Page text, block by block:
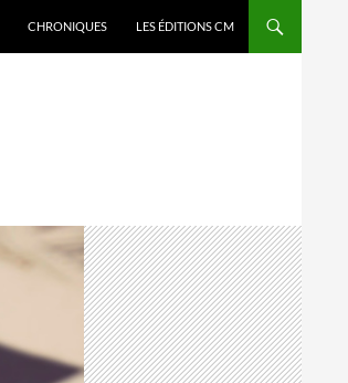
CHRONIQUES LES ÉDITIONS CM